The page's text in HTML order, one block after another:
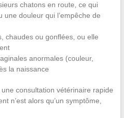
chatons en route, ce qui
douleur qui l’empêche de
chaudes ou gonflées, ou elle
anormales (couleur,
la naissance
consultation vétérinaire rapide
n’est alors qu’un symptôme,